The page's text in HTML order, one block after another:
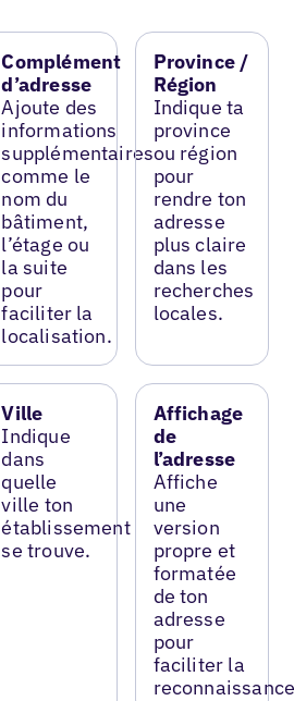
Complément
d’adresse
Ajoute des
informations
supplémentaires
comme le
nom du
bâtiment,
l’étage ou
la suite
pour
faciliter la
localisation.
Province /
Région
Indique ta
province
ou région
pour
rendre ton
adresse
plus claire
dans les
recherches
locales.
Ville
Indique
dans
quelle
ville ton
établissement
se trouve.
Affichage
de
l’adresse
Affiche
une
version
propre et
formatée
de ton
adresse
pour
faciliter la